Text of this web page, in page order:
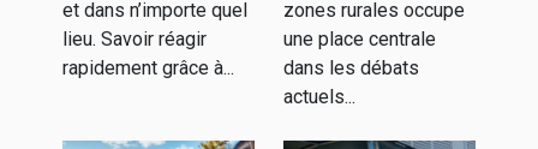
et dans n’importe quel
lieu. Savoir réagir
rapidement grâce à...
?
zones rurales occupe
une place centrale
dans les débats
actuels...